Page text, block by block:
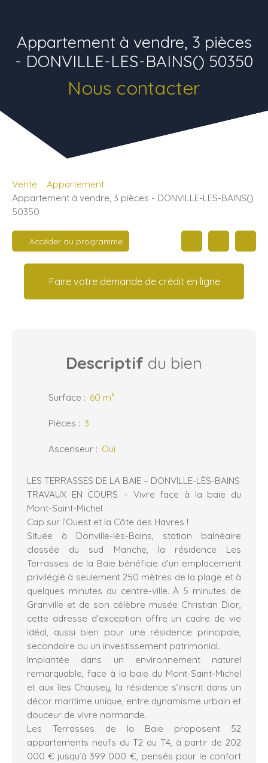
Appartement à vendre, 3 pièces
- DONVILLE-LES-BAINS() 50350
Nous contacter
Vente
Appartement
Appartement à vendre, 3 pièces - DONVILLE-LES-BAINS()
50350
Accéder au programme
Faire votre demande de crédit en ligne
Descriptif du bien
Surface : 60 m²
Pièces : 3
Ascenseur : Oui
LES TERRASSES DE LA BAIE – DONVILLE-LÈS-BAINS
TRAVAUX EN COURS – Vivre face à la baie du
Mont-Saint-Michel
Cap sur l’Ouest et la Côte des Havres !
Située à Donville-lès-Bains, station balnéaire
classée du sud Manche, la résidence Les
Terrasses de la Baie bénéficie d’un emplacement
privilégié à seulement 250 mètres de la plage et à
quelques minutes du centre-ville. À 5 minutes de
Granville et de son célèbre musée Christian Dior,
cette adresse d’exception offre un cadre de vie
idéal, aussi bien pour une résidence principale,
secondaire ou un investissement patrimonial.
Implantée dans un environnement naturel
remarquable, face à la baie du Mont-Saint-Michel
et aux îles Chausey, la résidence s’inscrit dans un
décor maritime unique, entre dynamisme urbain et
douceur de vivre normande.
Les Terrasses de la Baie proposent 52
appartements neufs du T2 au T4, à partir de 202
000 € jusqu’à 399 000 €, pensés pour le confort